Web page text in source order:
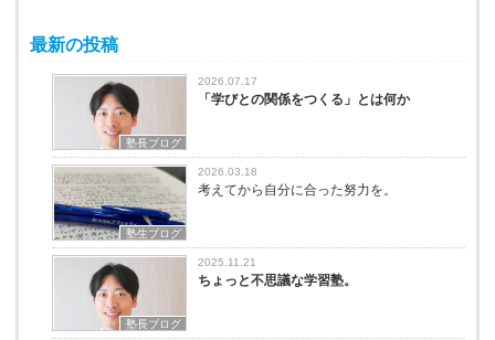
最新の投稿
塾長ブログ
2026.07.17
「学びとの関係をつくる」とは何か
塾生ブログ
2026.03.18
考えてから自分に合った努力を。
塾長ブログ
2025.11.21
ちょっと不思議な学習塾。